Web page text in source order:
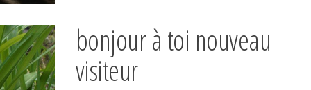
bonjour à toi nouveau
visiteur